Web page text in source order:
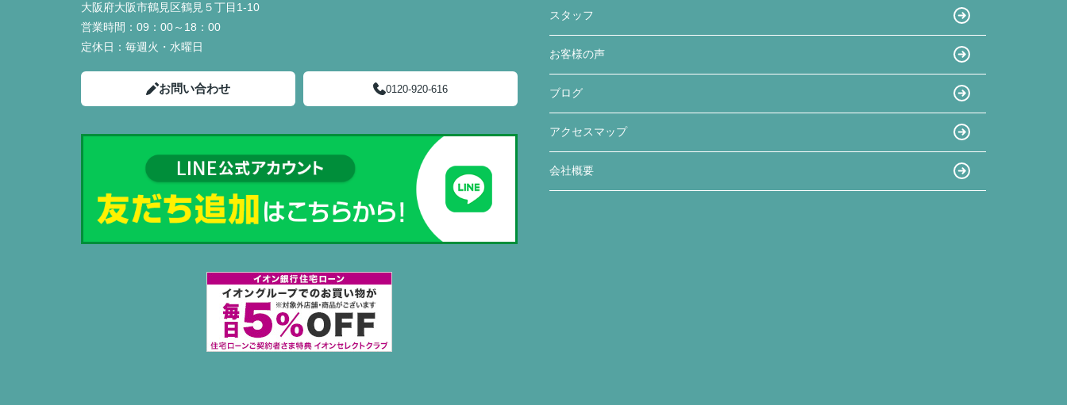
大阪府大阪市鶴見区鶴見５丁目1-10
営業時間： 09：00～18：00
定休日： 毎週火・水曜日
お問い合わせ 0120-920-616
スタッフ
お客様の声
ブログ
アクセスマップ
会社概要